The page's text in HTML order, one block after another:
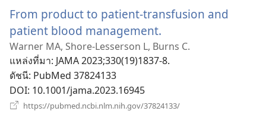
From product to patient-transfusion and
patient blood management.
หน้าต่าง
ใหม่)
Warner MA, Shore-Lesserson L, Burns C.
แหล่งที่มา‎: JAMA 2023;330(19)1837-8.
ดัชนี‎: PubMed 37824133
DOI‎: 10.1001/jama.2023.16945
https://pubmed.ncbi.nlm.nih.gov/37824133/